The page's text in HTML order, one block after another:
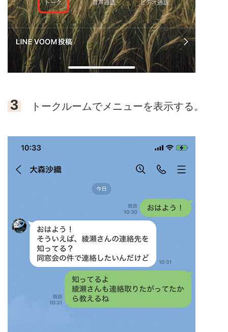
3 トークルームでメニューを表示する。